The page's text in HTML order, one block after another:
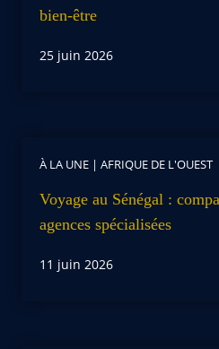
bien-être
25 juin 2026
À LA UNE | AFRIQUE DE L'OUEST
Voyage au Sénégal :
agences spécialisées
11 juin 2026